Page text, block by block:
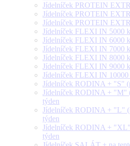
Jídelníček PROTEIN
Jídelníček PROTEIN
Jídelníček PROTEIN
Jídelníček FLEXI IN 5000
Jídelníček FLEXI IN 6000
Jídelníček FLEXI IN 7000
Jídelníček FLEXI IN 8000
Jídelníček FLEXI IN 9000
Jídelníček FLEXI IN 10000
Jídelníček RODINA + "S"
Jídelníček RODINA + "M"
týden
Jídelníček RODINA + "L"
týden
Jídelníček RODINA + "XL"
týden